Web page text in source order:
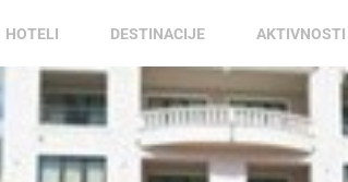
HOTELI DESTINACIJE AKTIVNOSTI